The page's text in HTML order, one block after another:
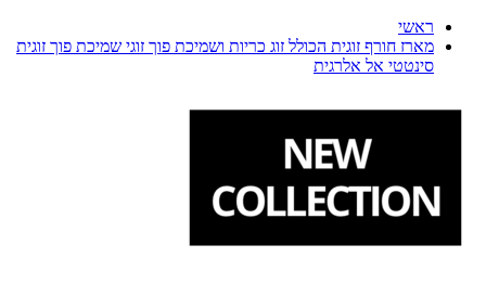
ראשי
מארז חורף זוגית הכולל זוג כריות ושמיכת פוך זוגי שמיכת פוך זוגית
סינטטי אל אלרגית